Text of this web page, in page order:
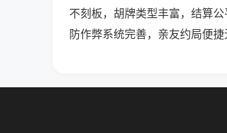
不刻板，胡牌类型丰富，结算
防作弊系统完善，亲友约局便捷